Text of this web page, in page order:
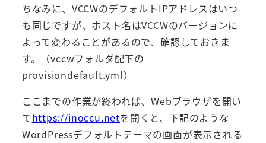
ちなみに、VCCWのデフォルトIPアドレスはいつ
も同じですが、ホスト名はVCCWのバージョンに
よって変わることがあるので、確認しておきま
す。（vccwフォルダ配下の
provisiondefault.yml）
ここまでの作業が終われば、Webブラウザを開い
てhttps://inoccu.netを開くと、下記のような
WordPressデフォルトテーマの画面が表示される